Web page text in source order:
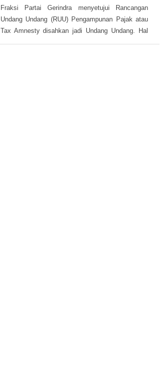
Fraksi Partai Gerindra menyetujui Rancangan
Undang Undang (RUU) Pengampunan Pajak atau
Tax Amnesty disahkan jadi Undang Undang. Hal